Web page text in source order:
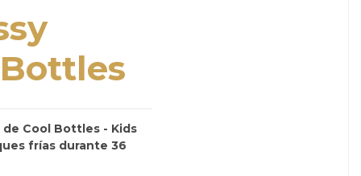
de Cool Bottles - Kids
frías durante 36